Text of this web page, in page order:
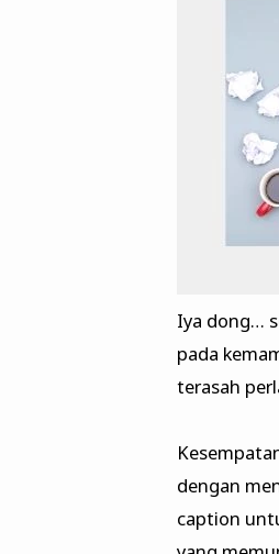
Iya dong…
pada
terasah
dengan
caption